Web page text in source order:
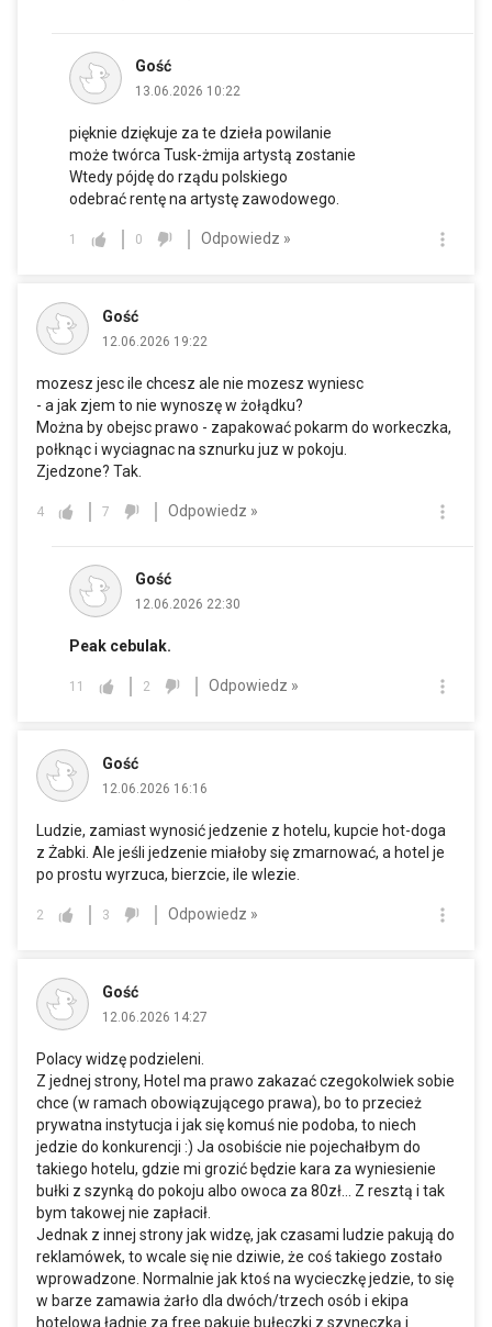
Gość
13.06.2026 10:22
pięknie dziękuje za te dzieła powilanie
może twórca Tusk-żmija artystą zostanie
Wtedy pójdę do rządu polskiego
odebrać rentę na artystę zawodowego.
1 0 Odpowiedz »
Gość
12.06.2026 19:22
mozesz jesc ile chcesz ale nie mozesz wyniesc
- a jak zjem to nie wynoszę w żołądku?
Można by obejsc prawo - zapakować pokarm do workeczka,
połknąc i wyciagnac na sznurku juz w pokoju.
Zjedzone? Tak.
4 7 Odpowiedz »
Gość
12.06.2026 22:30
Peak cebulak.
11 2 Odpowiedz »
Gość
12.06.2026 16:16
Ludzie, zamiast wynosić jedzenie z hotelu, kupcie hot-doga
z Żabki. Ale jeśli jedzenie miałoby się zmarnować, a hotel je
po prostu wyrzuca, bierzcie, ile wlezie.
2 3 Odpowiedz »
Gość
12.06.2026 14:27
Polacy widzę podzieleni.
Z jednej strony, Hotel ma prawo zakazać czegokolwiek sobie
chce (w ramach obowiązującego prawa), bo to przecież
prywatna instytucja i jak się komuś nie podoba, to niech
jedzie do konkurencji :) Ja osobiście nie pojechałbym do
takiego hotelu, gdzie mi grozić będzie kara za wyniesienie
bułki z szynką do pokoju albo owoca za 80zł... Z resztą i tak
bym takowej nie zapłacił.
Jednak z innej strony jak widzę, jak czasami ludzie pakują do
reklamówek, to wcale się nie dziwie, że coś takiego zostało
wprowadzone. Normalnie jak ktoś na wycieczkę jedzie, to się
w barze zamawia żarło dla dwóch/trzech osób i ekipa
hotelowa ładnie za free pakuje bułeczki z szyneczką i